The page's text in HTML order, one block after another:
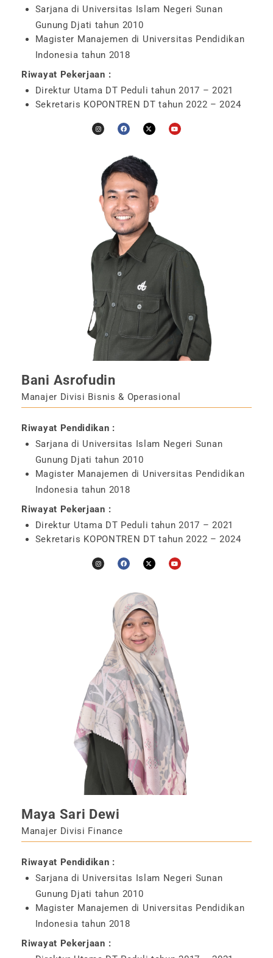
Sarjana di Universitas Islam Negeri Sunan
Gunung Djati tahun 2010
Magister Manajemen di Universitas Pendidikan
Indonesia tahun 2018
Riwayat Pekerjaan :
Direktur Utama DT Peduli tahun 2017 – 2021
Sekretaris KOPONTREN DT tahun 2022 – 2024
Bani Asrofudin
Manajer Divisi Bisnis & Operasional
Riwayat Pendidikan :
Sarjana di Universitas Islam Negeri Sunan
Gunung Djati tahun 2010
Magister Manajemen di Universitas Pendidikan
Indonesia tahun 2018
Riwayat Pekerjaan :
Direktur Utama DT Peduli tahun 2017 – 2021
Sekretaris KOPONTREN DT tahun 2022 – 2024
Maya Sari Dewi
Manajer Divisi Finance
Riwayat Pendidikan :
Sarjana di Universitas Islam Negeri Sunan
Gunung Djati tahun 2010
Magister Manajemen di Universitas Pendidikan
Indonesia tahun 2018
Riwayat Pekerjaan :